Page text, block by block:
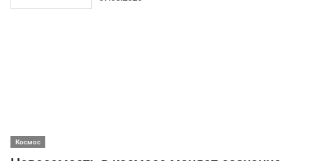
Космос